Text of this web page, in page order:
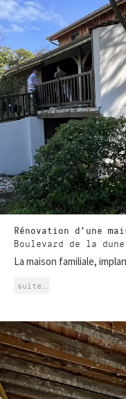
Rénovation d’une
Boulevard de la dune
La maison familiale,
suite…